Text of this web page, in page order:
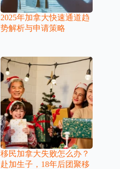
2025年加拿大快速通道趋
势解析与申请策略
移民加拿大失败怎么办？
赴加生子，18年后团聚移